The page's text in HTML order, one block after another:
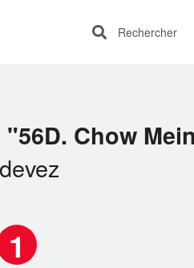
Rechercher
"56D. Chow
1